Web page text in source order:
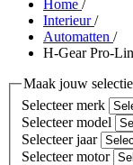
Home /
Interieur/
Automatten /
H-Gear Pro-
Maak jouw selectie
Selecteer merk
Selecteer model
Selecteer jaar
Selecteer motor